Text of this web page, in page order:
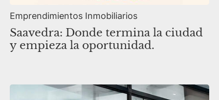
Emprendimientos Inmobiliarios
Saavedra: Donde termina la ciudad
y empieza la oportunidad.